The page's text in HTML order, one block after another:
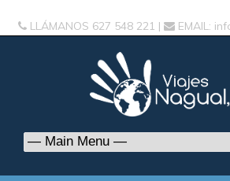
LLÁMANOS 627 548 221 | EMAIL: